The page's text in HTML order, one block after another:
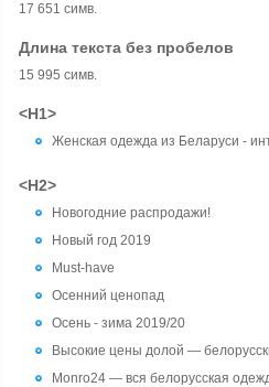
17 651 симв.
Длина текста без пробелов
15 995 симв.
<H1>
Женская одежда из Беларуси -
<H2>
Новогодние распродажи!
Новый год 2019
Must-have
Осенний ценопад
Осень - зима 2019/20
Высокие цены долой —
Monro24 — вся белорусская